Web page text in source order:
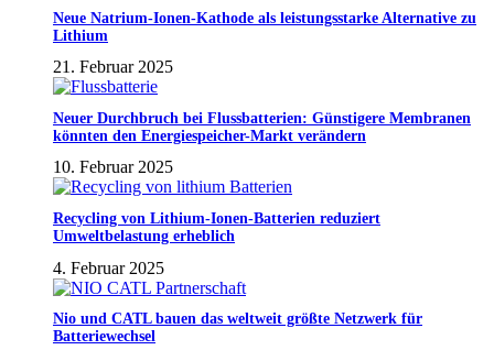
Neue Natrium-Ionen-Kathode als leistungsstarke Alternative zu
Lithium
21. Februar 2025
Neuer Durchbruch bei Flussbatterien: Günstigere Membranen
könnten den Energiespeicher-Markt verändern
10. Februar 2025
Recycling von Lithium-Ionen-Batterien reduziert
Umweltbelastung erheblich
4. Februar 2025
Nio und CATL bauen das weltweit größte Netzwerk für
Batteriewechsel